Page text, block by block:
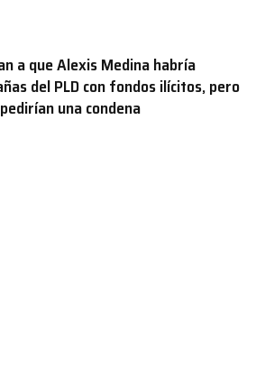
a que Alexis Medina habría
del PLD con fondos ilícitos, pero
una condena